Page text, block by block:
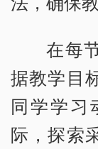
在每
据教学目
同学学习
际，探索